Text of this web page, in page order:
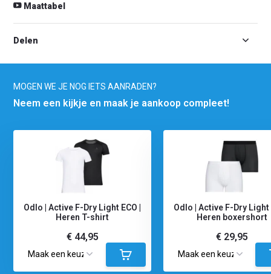
Maattabel
Delen
MOGEN WE JE NOG IETS AANRADEN?
Neem een kijkje en maak je aankoop compleet!
Odlo | Active F-Dry Light ECO |
Heren T-shirt
€ 44,95
Odlo | Active F-Dry Light
Heren boxershort
€ 29,95